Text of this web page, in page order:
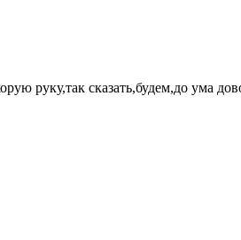
руку,так сказать,будем,до ума